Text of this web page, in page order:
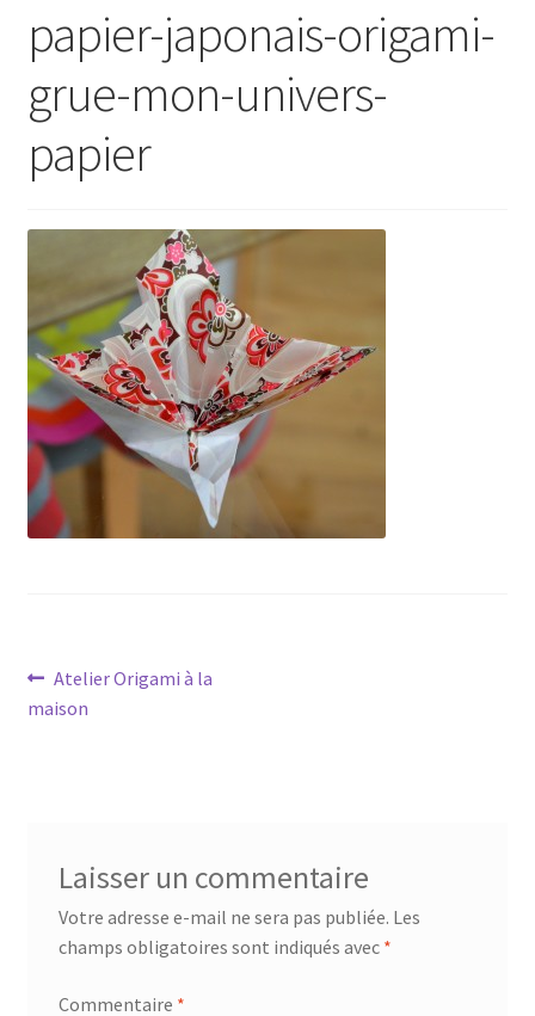
papier-japonais-origami-
grue-mon-univers-
papier
Navigation
de
Article
précédent :
Atelier Origami à la
maison
Laisser un commentaire
Votre adresse e-mail ne sera pas publiée. Les
champs obligatoires sont indiqués avec *
Commentaire *